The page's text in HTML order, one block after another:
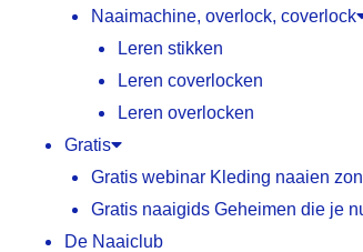
Naaimachine, overlock, coverlock
Leren stikken
Leren coverlocken
Leren overlocken
Gratis
Gratis webinar Kleding naaien
Gratis naaigids Geheimen die je
De Naaiclub